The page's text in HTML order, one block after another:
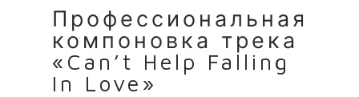
Профессиональная
компоновка трека
«Can’t Help Falling
In Love»